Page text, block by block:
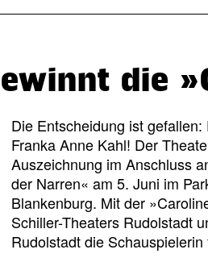
die
Die Entscheidung ist
Franka Anne Kahl! Der
Auszeichnung im Anschluss
der Narren« am 5. Juni im
Blankenburg. Mit der
Schiller-Theaters Rudolstadt
Rudolstadt die